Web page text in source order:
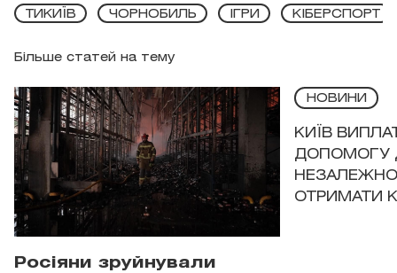
Більше статей на тему
ТИКИЇВ ЧОРНОБИЛЬ ІГРИ КІБЕРСПОРТ
Росіяни зруйнували
НОВИНИ
КИЇВ
ДОПОМОГУ
ОТРИМАТИ